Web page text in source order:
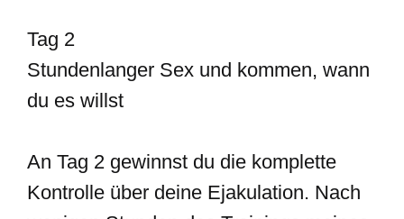
Tag 2
Stundenlanger Sex und kommen, wann
du es willst
An Tag 2 gewinnst du die komplette
Kontrolle über deine Ejakulation. Nach